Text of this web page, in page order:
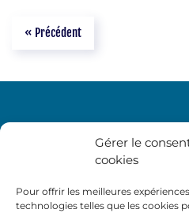
Gérer le
cookies
Pour offrir les meilleures
technologies telles que les cookies
« Précédent